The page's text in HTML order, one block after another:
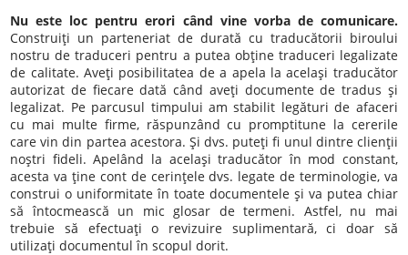
Nu este loc pentru erori când vine vorba de comunicare.
Construiţi un parteneriat de durată cu traducătorii biroului
nostru de traduceri pentru a putea obţine traduceri legalizate
de calitate. Aveţi posibilitatea de a apela la acelaşi traducător
autorizat de fiecare dată când aveţi documente de tradus şi
legalizat. Pe parcusul timpului am stabilit legături de afaceri
cu mai multe firme, răspunzând cu promptitune la cererile
care vin din partea acestora. Şi dvs. puteţi fi unul dintre clienţii
noştri fideli. Apelând la acelaşi traducător în mod constant,
acesta va ţine cont de cerinţele dvs. legate de terminologie, va
construi o uniformitate în toate documentele şi va putea chiar
să întocmească un mic glosar de termeni. Astfel, nu mai
trebuie să efectuaţi o revizuire suplimentară, ci doar să
utilizaţi documentul în scopul dorit.